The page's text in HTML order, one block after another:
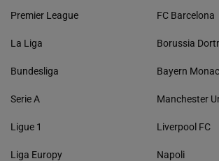
Premier League
La Liga
Bundesliga
Serie A
Ligue 1
Liga Europy
FC Barcelona
Borussia
Bayern
Manchester
Liverpool FC
Napoli